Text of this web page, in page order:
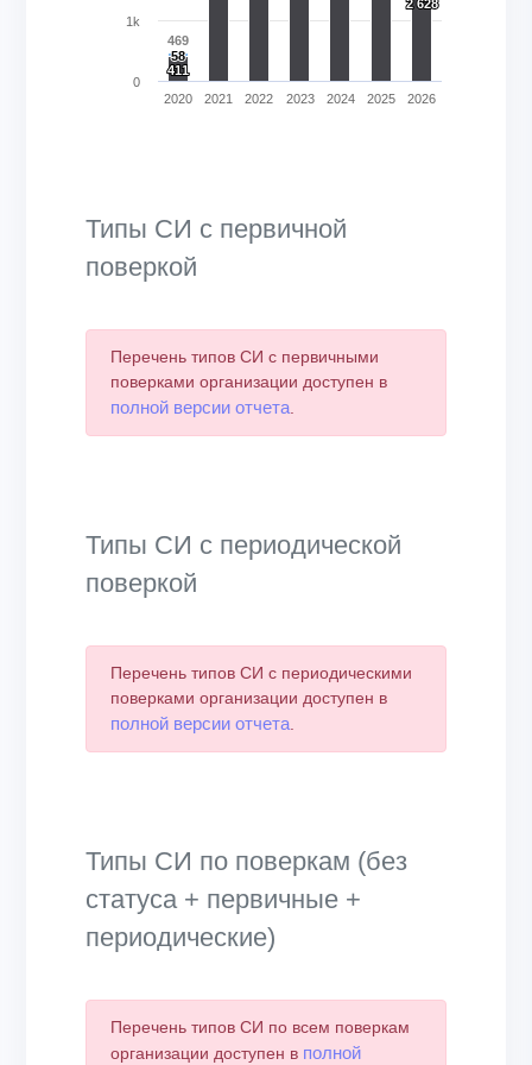
469
58
58
411
411
2 628
2 628
2020 2021 2022 2023 2024 2025 2026
0
1k
Типы СИ с первичной
поверкой
Перечень типов СИ с первичными
поверками организации доступен в
полной версии отчета.
Типы СИ с периодической
поверкой
Перечень типов СИ с периодическими
поверками организации доступен в
полной версии отчета.
Типы СИ по поверкам (без
статуса + первичные +
периодические)
Перечень типов СИ по всем поверкам
организации доступен в полной